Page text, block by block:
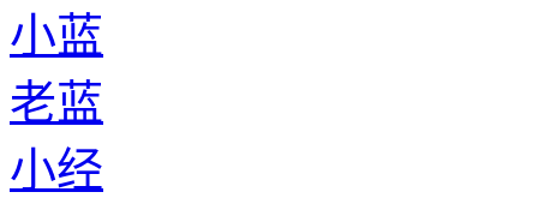
小蓝
老蓝
小经